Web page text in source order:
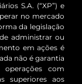
S.A. (“XP”) e
no mercado
da legislação
administrar ou
em ações é
não é garantia
com
superiores aos